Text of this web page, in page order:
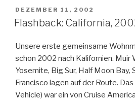
2013“
VERÖFFENTLICHT
AM
DEZEMBER 11, 2002
Flashback: California,
Unsere erste gemeinsame
schon 2002 nach Kalifornien. Muir
Yosemite, Big Sur, Half Moon Bay,
Francisco lagen auf der Route.
Vehicle) war ein von Cruise